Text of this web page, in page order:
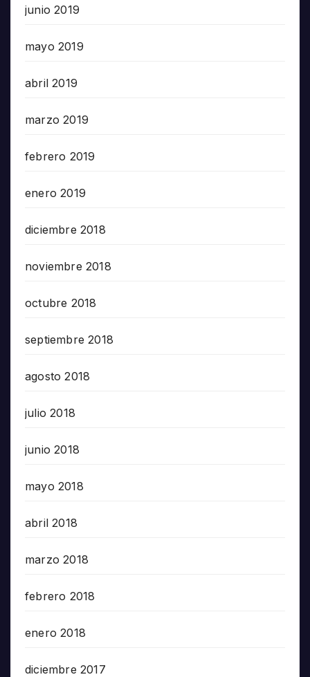
junio 2019
mayo 2019
abril 2019
marzo 2019
febrero 2019
enero 2019
diciembre 2018
noviembre 2018
octubre 2018
septiembre 2018
agosto 2018
julio 2018
junio 2018
mayo 2018
abril 2018
marzo 2018
febrero 2018
enero 2018
diciembre 2017